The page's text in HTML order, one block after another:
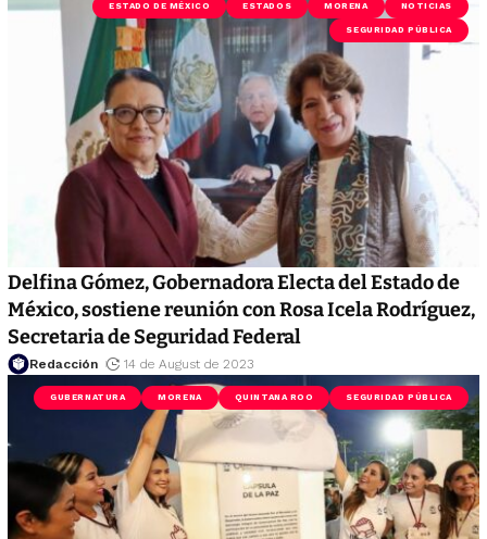
ESTADO DE MÉXICO ESTADOS MORENA NOTICIAS
SEGURIDAD PÚBLICA
Delfina Gómez, Gobernadora Electa del Estado de
México, sostiene reunión con Rosa Icela Rodríguez,
Secretaria de Seguridad Federal
Redacción 14 de August de 2023
GUBERNATURA MORENA QUINTANA ROO SEGURIDAD PÚBLICA